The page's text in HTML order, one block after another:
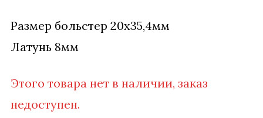
Размер больстер 20х35,4мм
Латунь 8мм
Этого товара нет в наличии, заказ
недоступен.